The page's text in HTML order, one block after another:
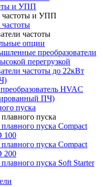
и УПП
частоты и УПП
частоты
частоты
опции
преобразователи
перегрузкой
частоты до 22кВт
HVAC
ПЧ)
пуска
пуска
плавного пуска Compact
100
плавного пуска Compact
200
пуска Soft Starter